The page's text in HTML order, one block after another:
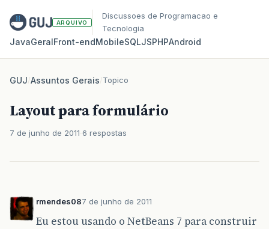
ARQUIVO
Discussoes de Programacao e
Tecnologia
JavaGeralFront‑endMobileSQLJSPHPAndroid
GUJ/Assuntos Gerais/Topico
Layout para formulário
7 de junho de 2011 6 respostas
rmendes087 de junho de 2011
Eu estou usando o NetBeans 7 para construir